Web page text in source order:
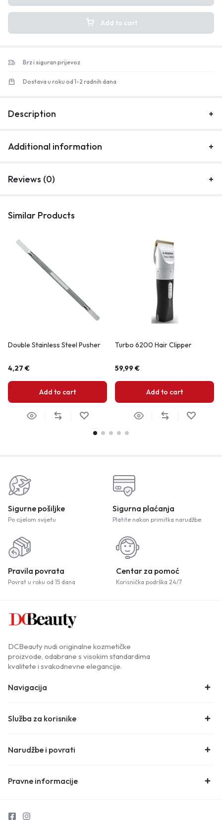
Add to cart
Brz i siguran prijevoz
Dostava u roku od 1-2 radnih dana
Description
Additional information
Reviews (0)
Similar Products
Double Stainless Steel Pusher
4,27 €
Add to cart
Turbo 6200 Hair Clipper
59,99€
Add to cart
Sigurne pošiljke
Po cijelom svijetu
Sigurna plaćanja
Platite nakon primitka narudžbe.
Pravila povrata
Povrat u roku od 15 dana
Centar za pomoć
Korisnička podrška 24/7
DCBeauty nudi originalne kozmetičke
proizvode, odabrane s visokim standardima
kvalitete i svakodnevne elegancije.
Navigacija
Služba za korisnike
Narudžbe i povrati
Pravne informacije